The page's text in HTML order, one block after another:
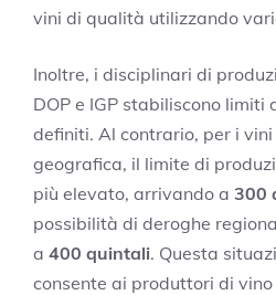
vini di qualità utilizzando
Inoltre, i disciplinari di
DOP e IGP stabiliscono limiti
definiti. Al contrario, per i
geografica, il limite di
più elevato, arrivando a 300
possibilità di deroghe
a 400 quintali. Questa
consente ai produttori di